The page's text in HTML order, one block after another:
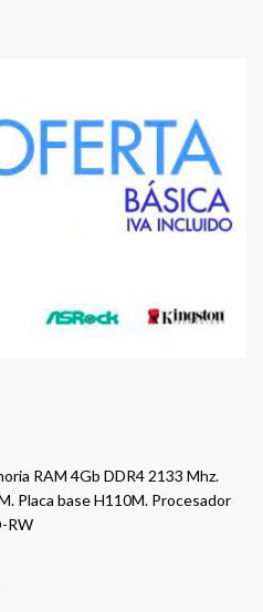
RAM 4Gb DDR4 2133 Mhz.
Placa base H110M. Procesador
RW